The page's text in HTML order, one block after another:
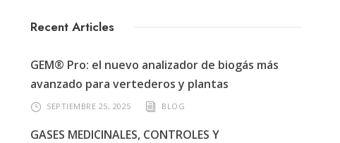
Recent Articles
GEM® Pro: el nuevo analizador de biogás más
avanzado para vertederos y plantas
SEPTIEMBRE 25, 2025 BLOG
GASES MEDICINALES, CONTROLES Y